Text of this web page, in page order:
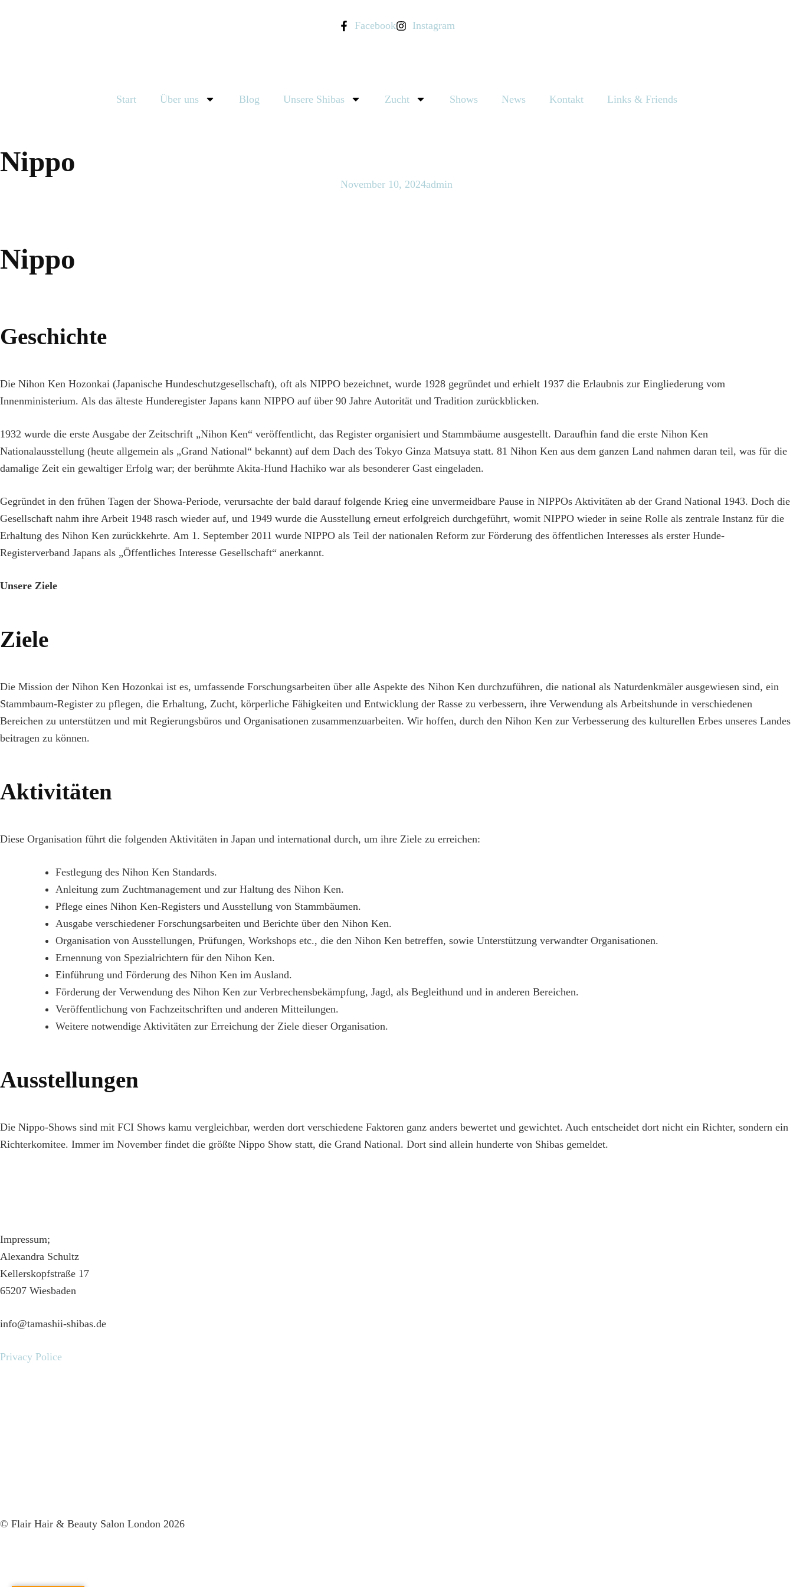
Facebook Instagram
Start Über uns Blog Unsere Shibas Zucht Shows News Kontakt Links & Friends
Nippo
November 10, 2024admin
Nippo
Geschichte
Die Nihon Ken Hozonkai (Japanische Hundeschutzgesellschaft), oft als NIPPO bezeichnet, wurde 1928 gegründet und erhielt 1937 die Erlaubnis zur Eingliederung vom
Innenministerium. Als das älteste Hunderegister Japans kann NIPPO auf über 90 Jahre Autorität und Tradition zurückblicken.
1932 wurde die erste Ausgabe der Zeitschrift „Nihon Ken“ veröffentlicht, das Register organisiert und Stammbäume ausgestellt. Daraufhin fand die erste Nihon Ken
Nationalausstellung (heute allgemein als „Grand National“ bekannt) auf dem Dach des Tokyo Ginza Matsuya statt. 81 Nihon Ken aus dem ganzen Land nahmen daran teil, was für die
damalige Zeit ein gewaltiger Erfolg war; der berühmte Akita-Hund Hachiko war als besonderer Gast eingeladen.
Gegründet in den frühen Tagen der Showa-Periode, verursachte der bald darauf folgende Krieg eine unvermeidbare Pause in NIPPOs Aktivitäten ab der Grand National 1943. Doch die
Gesellschaft nahm ihre Arbeit 1948 rasch wieder auf, und 1949 wurde die Ausstellung erneut erfolgreich durchgeführt, womit NIPPO wieder in seine Rolle als zentrale Instanz für die
Erhaltung des Nihon Ken zurückkehrte. Am 1. September 2011 wurde NIPPO als Teil der nationalen Reform zur Förderung des öffentlichen Interesses als erster Hunde-
Registerverband Japans als „Öffentliches Interesse Gesellschaft“ anerkannt.
Unsere Ziele
Ziele
Die Mission der Nihon Ken Hozonkai ist es, umfassende Forschungsarbeiten über alle Aspekte des Nihon Ken durchzuführen, die national als Naturdenkmäler ausgewiesen sind, ein
Stammbaum-Register zu pflegen, die Erhaltung, Zucht, körperliche Fähigkeiten und Entwicklung der Rasse zu verbessern, ihre Verwendung als Arbeitshunde in verschiedenen
Bereichen zu unterstützen und mit Regierungsbüros und Organisationen zusammenzuarbeiten. Wir hoffen, durch den Nihon Ken zur Verbesserung des kulturellen Erbes unseres Landes
beitragen zu können.
Aktivitäten
Diese Organisation führt die folgenden Aktivitäten in Japan und international durch, um ihre Ziele zu erreichen:
Festlegung des Nihon Ken Standards.
Anleitung zum Zuchtmanagement und zur Haltung des Nihon Ken.
Pflege eines Nihon Ken-Registers und Ausstellung von Stammbäumen.
Ausgabe verschiedener Forschungsarbeiten und Berichte über den Nihon Ken.
Organisation von Ausstellungen, Prüfungen, Workshops etc., die den Nihon Ken betreffen, sowie Unterstützung verwandter Organisationen.
Ernennung von Spezialrichtern für den Nihon Ken.
Einführung und Förderung des Nihon Ken im Ausland.
Förderung der Verwendung des Nihon Ken zur Verbrechensbekämpfung, Jagd, als Begleithund und in anderen Bereichen.
Veröffentlichung von Fachzeitschriften und anderen Mitteilungen.
Weitere notwendige Aktivitäten zur Erreichung der Ziele dieser Organisation.
Ausstellungen
Die Nippo-Shows sind mit FCI Shows kamu vergleichbar, werden dort verschiedene Faktoren ganz anders bewertet und gewichtet. Auch entscheidet dort nicht ein Richter, sondern ein
Richterkomitee. Immer im November findet die größte Nippo Show statt, die Grand National. Dort sind allein hunderte von Shibas gemeldet.
Impressum;
Alexandra Schultz
Kellerskopfstraße 17
65207 Wiesbaden
info@tamashii-shibas.de
Privacy Police
© Flair Hair & Beauty Salon London 2026